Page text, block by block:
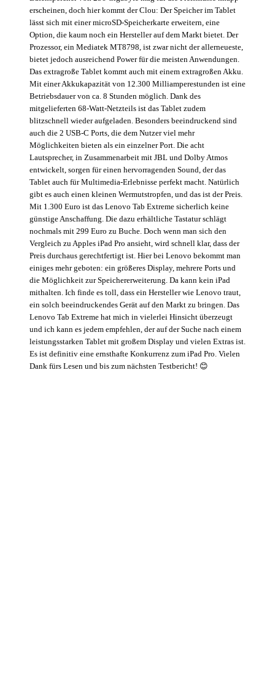
erscheinen, doch hier kommt der Clou: Der Speicher im Tablet
lässt sich mit einer microSD-Speicherkarte erweitern, eine
Option, die kaum noch ein Hersteller auf dem Markt bietet. Der
Prozessor, ein Mediatek MT8798, ist zwar nicht der allerneueste,
bietet jedoch ausreichend Power für die meisten Anwendungen.
Das extragroße Tablet kommt auch mit einem extragroßen Akku.
Mit einer Akkukapazität von 12.300 Milliamperestunden ist eine
Betriebsdauer von ca. 8 Stunden möglich. Dank des
mitgelieferten 68-Watt-Netzteils ist das Tablet zudem
blitzschnell wieder aufgeladen. Besonders beeindruckend sind
auch die 2 USB-C Ports, die dem Nutzer viel mehr
Möglichkeiten bieten als ein einzelner Port. Die acht
Lautsprecher, in Zusammenarbeit mit JBL und Dolby Atmos
entwickelt, sorgen für einen hervorragenden Sound, der das
Tablet auch für Multimedia-Erlebnisse perfekt macht. Natürlich
gibt es auch einen kleinen Wermutstropfen, und das ist der Preis.
Mit 1.300 Euro ist das Lenovo Tab Extreme sicherlich keine
günstige Anschaffung. Die dazu erhältliche Tastatur schlägt
nochmals mit 299 Euro zu Buche. Doch wenn man sich den
Vergleich zu Apples iPad Pro ansieht, wird schnell klar, dass der
Preis durchaus gerechtfertigt ist. Hier bei Lenovo bekommt man
einiges mehr geboten: ein größeres Display, mehrere Ports und
die Möglichkeit zur Speichererweiterung. Da kann kein iPad
mithalten. Ich finde es toll, dass ein Hersteller wie Lenovo traut,
ein solch beeindruckendes Gerät auf den Markt zu bringen. Das
Lenovo Tab Extreme hat mich in vielerlei Hinsicht überzeugt
und ich kann es jedem empfehlen, der auf der Suche nach einem
leistungsstarken Tablet mit großem Display und vielen Extras ist.
Es ist definitiv eine ernsthafte Konkurrenz zum iPad Pro. Vielen
Dank fürs Lesen und bis zum nächsten Testbericht! 😊